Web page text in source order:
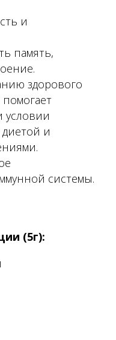
и
память,
здорового
условии
и
системы.
(5г):